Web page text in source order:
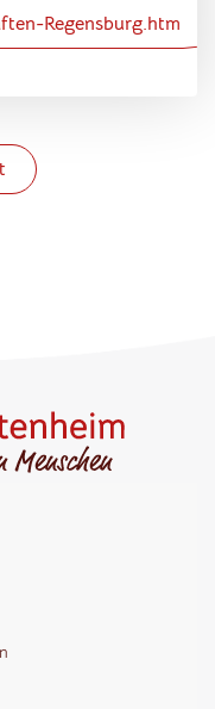
Regensburg.htm